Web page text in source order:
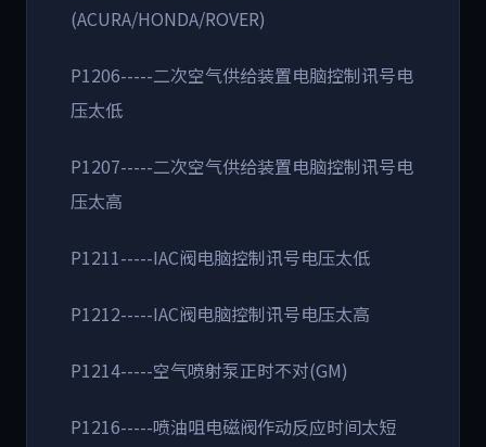
(ACURA/HONDA/ROVER)
P1206-----二次空气供给装置电脑控制讯号电
压太低
P1207-----二次空气供给装置电脑控制讯号电
压太高
P1211-----IAC阀电脑控制讯号电压太低
P1212-----IAC阀电脑控制讯号电压太高
P1214-----空气喷射泵正时不对(GM)
P1216-----喷油咀电磁阀作动反应时间太短